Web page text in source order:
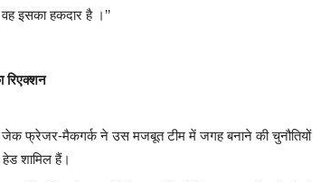
इसका हकदार है ।’’
रिएक्शन
जेक फ्रेजर-मैकगर्क ने उस मजबूत टीम में जगह बनाने की चुनौतियों
शामिल हैं।